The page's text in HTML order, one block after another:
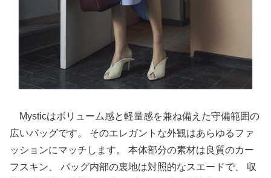
Mysticはボリューム感と軽量感を兼ね備えた守備範囲の
広いバッグです。 そのエレガントな外観はあらゆるファ
ッションにマッチします。 本体部分の素材は良質のカー
フスキン、 バッグ内部の裏地は対照的なスエードで、 収